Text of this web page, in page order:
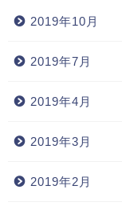
2019年10月
2019年7月
2019年4月
2019年3月
2019年2月